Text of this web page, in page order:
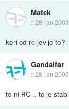
Matek
::28. jan
keri od rc-jev je to?
Gandalfar
::28. jan
to ni RC .. to je